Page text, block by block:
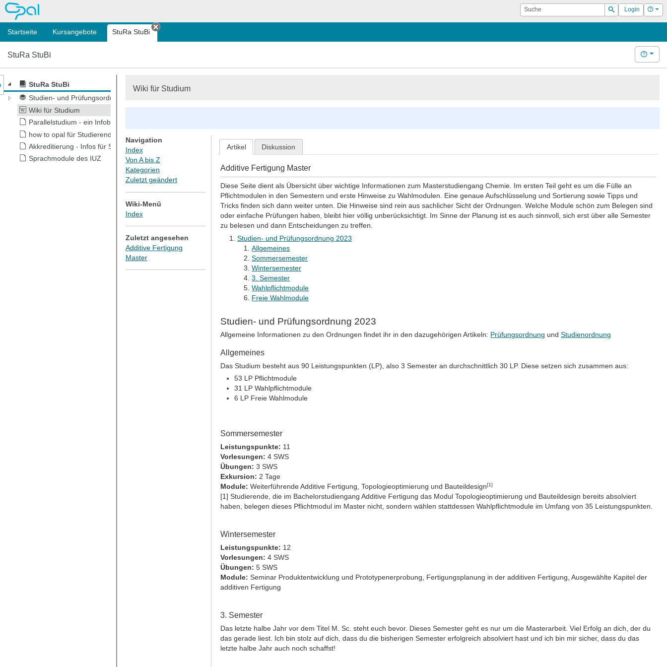
OPAL Suche
Suchen
Login Hilfe
Startseite Kursangebote StuRa StuBi
Tab schließen
StuRa StuBi Hilfe
StuRa StuBi
Studien- und Prüfungsordnungen + Modulhandbücher
Wiki für Studium
Parallelstudium - ein Infoblatt
how to opal für Studierende
Akkreditierung - Infos für Studis
Sprachmodule des IUZ
des Kursmenüs
Wiki für Studium
Navigation
Index
Von A bis Z
Kategorien
Zuletzt geändert
Wiki-Menü
Index
Zuletzt angesehen
Additive Fertigung
Master
Artikel Diskussion
Additive Fertigung Master
Diese Seite dient als Übersicht über wichtige Informationen zum Masterstudiengang Chemie. Im ersten Teil geht es um die Fülle an
Pflichtmodulen in den Semestern und erste Hinweise zu Wahlmodulen. Eine genaue Aufschlüsselung und Sortierung sowie Tipps und
Tricks finden sich dann weiter unten. Die Hinweise sind rein aus sachlicher Sicht der Ordnungen. Welche Module schön zum Belegen sind
oder einfache Prüfungen haben, bleibt hier völlig unberücksichtigt. Im Sinne der Planung ist es auch sinnvoll, sich erst über alle Semester
zu belesen und dann Entscheidungen zu treffen.
Studien- und Prüfungsordnung 2023
Allgemeines
Sommersemester
Wintersemester
3. Semester
Wahlpflichtmodule
Freie Wahlmodule
Studien- und Prüfungsordnung 2023
Allgemeine Informationen zu den Ordnungen findet ihr in den dazugehörigen Artikeln: Prüfungsordnung undStudienordnung
Allgemeines
Das Studium besteht aus 90 Leistungspunkten (LP), also 3 Semester an durchschnittlich 30 LP. Diese setzen sich zusammen aus:
53 LP Pflichtmodule
31 LP Wahlpflichtmodule
6 LP Freie Wahlmodule
Sommersemester
Leistungspunkte: 11
Vorlesungen: 4 SWS
Übungen: 3 SWS
Exkursion: 2 Tage
Module: Weiterführende Additive Fertigung, Topologieoptimierung und Bauteildesign[1]
[1] Studierende, die im Bachelorstudiengang Additive Fertigung das Modul Topologieoptimierung und Bauteildesign bereits absolviert
haben, belegen dieses Pflichtmodul im Master nicht, sondern wählen stattdessen Wahlpflichtmodule im Umfang von 35 Leistungspunkten.
Wintersemester
Leistungspunkte: 12
Vorlesungen: 4 SWS
Übungen: 5 SWS
Module: Seminar Produktentwicklung und Prototypenerprobung, Fertigungsplanung in der additiven Fertigung, Ausgewählte Kapitel der
additiven Fertigung
3. Semester
Das letzte halbe Jahr vor dem Titel M. Sc. steht euch bevor. Dieses Semester geht es nur um die Masterarbeit. Viel Erfolg an dich, der du
das gerade liest. Ich bin stolz auf dich, dass du die bisherigen Semester erfolgreich absolviert hast und ich bin mir sicher, dass du das
letzte halbe Jahr auch noch schaffst!